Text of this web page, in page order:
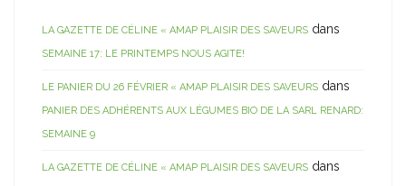
LA GAZETTE DE CÉLINE « AMAP PLAISIR DES SAVEURS dans
SEMAINE 17: LE PRINTEMPS NOUS AGITE!
LE PANIER DU 26 FÉVRIER « AMAP PLAISIR DES SAVEURS dans
PANIER DES ADHÉRENTS AUX LÉGUMES BIO DE LA SARL RENARD:
SEMAINE 9
LA GAZETTE DE CÉLINE « AMAP PLAISIR DES SAVEURS dans